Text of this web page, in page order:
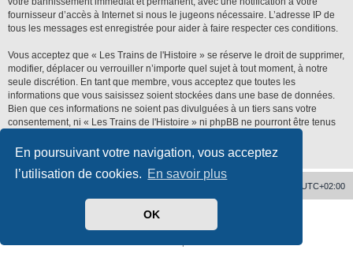
En poursuivant votre navigation, vous acceptez
l’utilisation de cookies. En savoir plus
OK
fournisseur d’accès à Internet si nous le jugeons nécessaire. L’adresse IP de
tous les messages est enregistrée pour aider à faire respecter ces conditions.
Vous acceptez que « Les Trains de l'Histoire » se réserve le droit de supprimer,
modifier, déplacer ou verrouiller n’importe quel sujet à tout moment, à notre
seule discrétion. En tant que membre, vous acceptez que toutes les
informations que vous saisissez soient stockées dans une base de données.
Bien que ces informations ne soient pas divulguées à un tiers sans votre
consentement, ni « Les Trains de l'Histoire » ni phpBB ne pourront être tenus
compromission des données.
UTC+02:00
phpBB ® Forum Software © phpBB Limited
phpBB-fr.com